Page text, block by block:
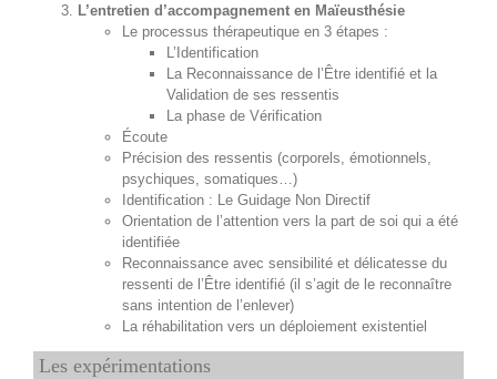
L’entretien d’accompagnement en Maïeusthésie
Le processus thérapeutique en 3 étapes :
L’Identification
La Reconnaissance de l’Être identifié et la
Validation de ses ressentis
La phase de Vérification
Écoute
Précision des ressentis (corporels, émotionnels,
psychiques, somatiques…)
Identification : Le Guidage Non Directif
Orientation de l’attention vers la part de soi qui a été
identifiée
Reconnaissance avec sensibilité et délicatesse du
ressenti de l’Être identifié (il s’agit de le reconnaître
sans intention de l’enlever)
La réhabilitation vers un déploiement existentiel
Les expérimentations